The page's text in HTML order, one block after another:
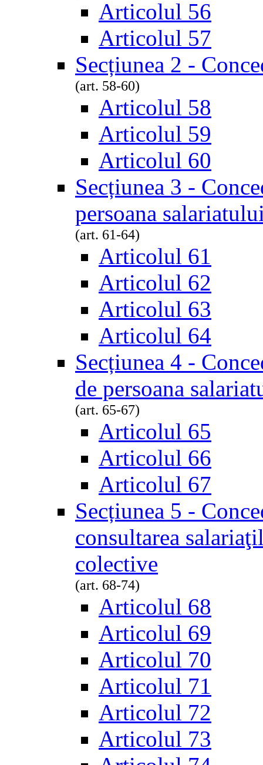
Articolul 56
Articolul 57
Secțiunea 2 -
(art. 58-60)
Articolul 58
Articolul 59
Articolul 60
Secțiunea 3 -
persoana
(art. 61-64)
Articolul 61
Articolul 62
Articolul 63
Articolul 64
Secțiunea 4 -
de persoana
(art. 65-67)
Articolul 65
Articolul 66
Articolul 67
Secțiunea 5 -
consultarea
colective
(art. 68-74)
Articolul 68
Articolul 69
Articolul 70
Articolul 71
Articolul 72
Articolul 73